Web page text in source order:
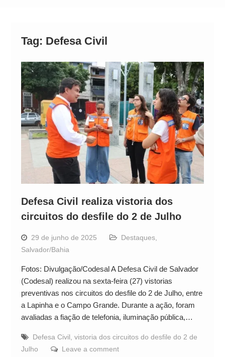
Tag: Defesa Civil
Defesa Civil realiza vistoria dos
circuitos do desfile do 2 de Julho
29 de junho de 2025 Destaques,
Salvador/Bahia
Fotos: Divulgação/Codesal A Defesa Civil de Salvador
(Codesal) realizou na sexta-feira (27) vistorias
preventivas nos circuitos do desfile do 2 de Julho, entre
a Lapinha e o Campo Grande. Durante a ação, foram
avaliadas a fiação de telefonia, iluminação pública,…
Defesa Civil vistoria dos circuitos do desfile do 2 de
Julho
Leave a comment